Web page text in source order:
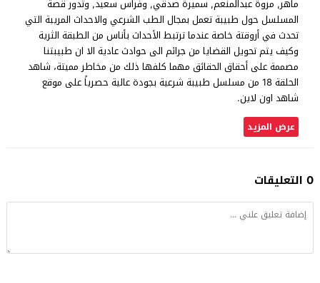
ماهر, مروة عبدالمنعم, سميرة صدقي, وفراس سعيد, وتدور قصة
المسلسل حول طبيبة تعمل بمجال الطب الشرعي والاحداث المريبة التي
تحدث في أروقتة خاصة عندما ترتبط الأحداث بأناس من الطبقة الثرية
وكيف يتم تحويل القضايا من جرائم الى حوادث عادية الا ان طبيبتنا
مصممة على أحقاق الحقائق مهما كلفها ذلك من مخاطر مميتة، شاهد
الحلقة 18 من مسلسل طبيبة شرعية بجودة عالية حصرياً على موقع
شاهد اون لاين.
عرض المزيد
0 التعليقات